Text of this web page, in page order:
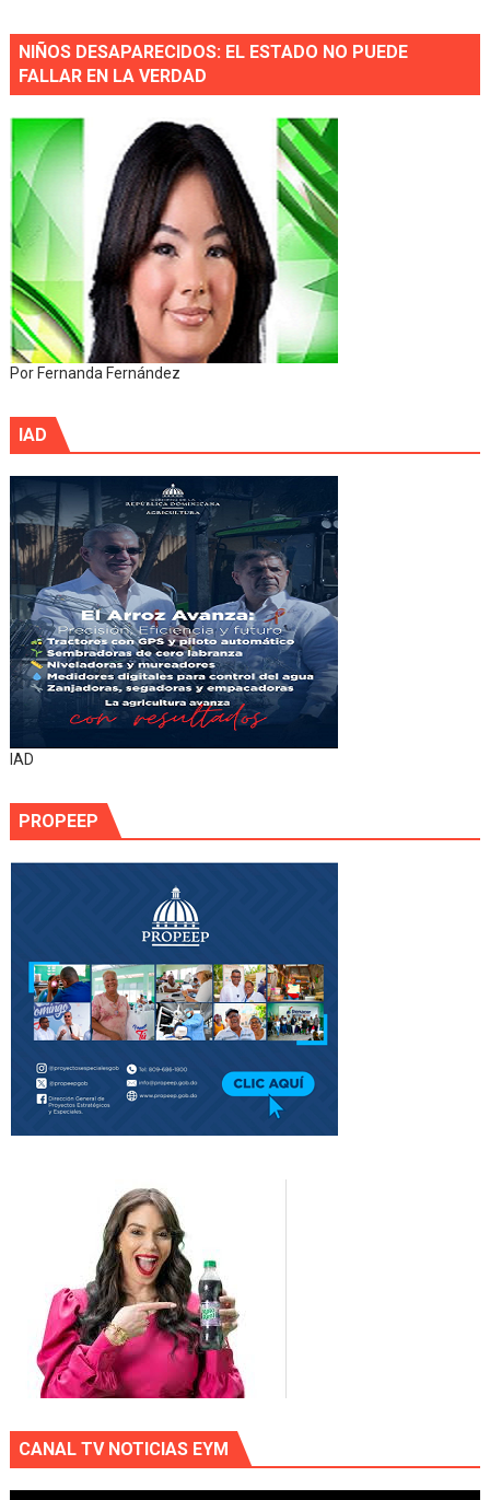
NIÑOS DESAPARECIDOS: EL ESTADO NO PUEDE
FALLAR EN LA VERDAD
Por Fernanda Fernández
IAD
IAD
PROPEEP
CANAL TV NOTICIAS EYM